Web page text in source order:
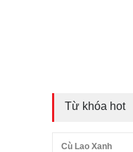
Từ khóa hot
Cù Lao Xanh